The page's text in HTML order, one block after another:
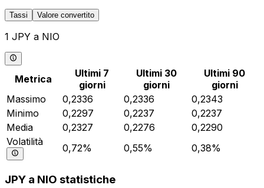
Tassi Valore convertito
1 JPY a NIO
Metrica
Ultimi 7
giorni
Ultimi 30
giorni
Ultimi 90
giorni
Massimo
0,2336 0,2336
0,2343
Minimo
0,2297 0,2237
0,2237
Media
0,2327 0,2276
0,2290
Volatilità
0,72% 0,55% 0,38%
JPY a NIO statistiche